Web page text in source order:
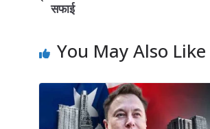
सफाई
You May Also Like